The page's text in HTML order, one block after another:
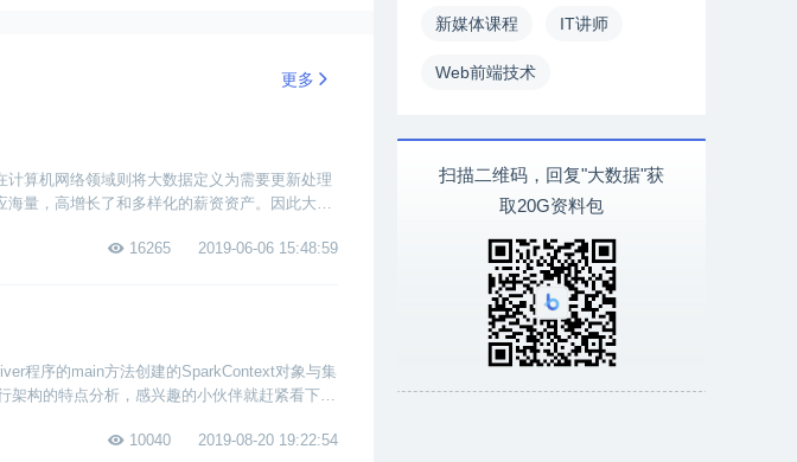
更多
算机网络领域则将大数据定义为需要更新处理
量，高增长了和多样化的薪资资产。因此大数
16265
2019-06-06 15:48:59
程序的main方法创建的SparkContext对象与集
架构的特点分析，感兴趣的小伙伴就赶紧看下去
10040
2019-08-20 19:22:54
新媒体课程 IT讲师
Web前端技术
扫描二维码，回复"大数据"获
取20G资料包